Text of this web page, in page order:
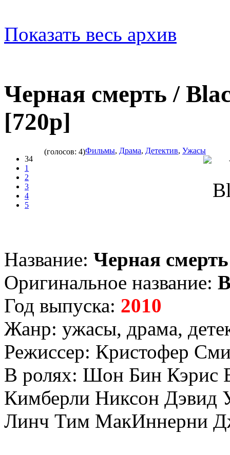
Показать весь архив
Черная смерть /
[720p]
34
1
2
3
4
5
(голосов: 4)Фильмы, Драма, Детектив, Ужасы
Название: Черная смерть
Оригинальное название:
Год выпуска: 2010
Жанр: ужасы, драма,
Режиссер: Кристофер
В ролях: Шон Бин Кэрис
Кимберли Никсон
Линч Тим МакИннерни